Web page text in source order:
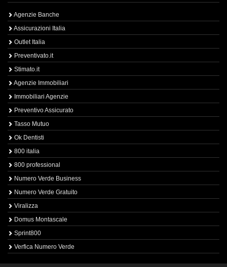
Agenzie Banche
Assicurazioni Italia
Outlet Italia
Preventivato.it
Stimato.it
Agenzie Immobiliari
Immobiliari Agenzie
Preventivo Assicurato
Tasso Mutuo
Ok Dentisti
800 italia
800 professional
Numero Verde Business
Numero Verde Gratuito
Viralizza
Domus Montascale
Sprint800
Verfica Numero Verde